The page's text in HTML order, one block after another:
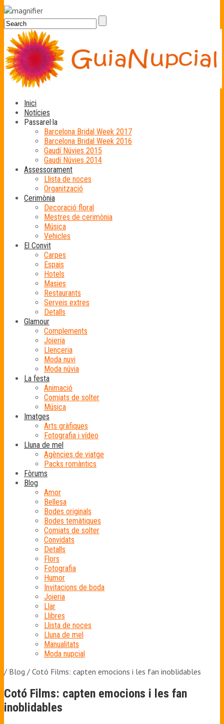
Inici
Notícies
Passarel·la
Barcelona Bridal Week 2017
Barcelona Bridal Week 2016
Gaudí Núvies 2015
Gaudí Núvies 2014
Assessorament
Llista de noces
Organització
Cerimònia
Decoració floral
Mestres de cerimònia
Música
Vehicles
El Convit
Carpes
Espais
Hotels
Masies
Restaurants
Serveis extres
Detalls
Glamour
Complements
Joieria
Llenceria
Moda nuvi
Moda núvia
La festa
Animació
Comiats de solter
Música
Imatges
Arts gràfiques
Fotografia i vídeo
Lluna de mel
Agències de viatge
Packs romàntics
Fòrums
Blog
Amor
Bellesa
Bodes originals
Bodes temàtiques
Comiats de solter
Convidats
Detalls
Flors
Fotografia
Humor
Invitacions de boda
Joieria
Llar
Llibres
Llista de noces
Lluna de mel
Manualitats
Moda nupcial
/ Blog / Cotó Films: capten emocions i les fan inoblidables
Cotó Films: capten emocions i les fan
inoblidables